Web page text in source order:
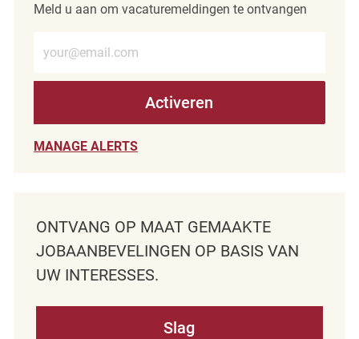
Meld u aan om vacaturemeldingen te ontvangen
Activeren
MANAGE ALERTS
ONTVANG OP MAAT GEMAAKTE
JOBAANBEVELINGEN OP BASIS VAN
UW INTERESSES.
Slag